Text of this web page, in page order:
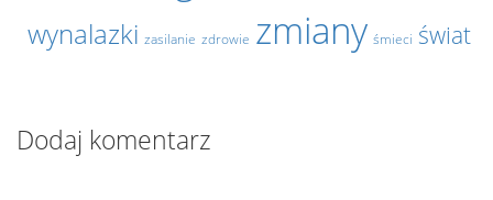
wynalazki zasilanie zdrowie zmiany śmieci świat
Dodaj komentarz